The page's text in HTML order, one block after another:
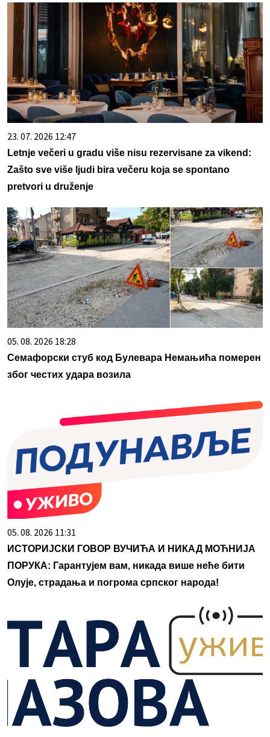
23. 07. 2026 12:47
Letnje večeri u gradu više nisu rezervisane za vikend:
Zašto sve više ljudi bira večeru koja se spontano
pretvori u druženje
05. 08. 2026 18:28
Семафорски стуб код Булевара Немањића померен
због честих удара возила
05. 08. 2026 11:31
ИСТОРИЈСКИ ГОВОР ВУЧИЋА И НИКАД МОЋНИЈА
ПОРУКА: Гарантујем вам, никада више неће бити
Олује, страдања и погрома српског народа!